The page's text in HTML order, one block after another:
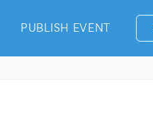
PUBLISH EVENT